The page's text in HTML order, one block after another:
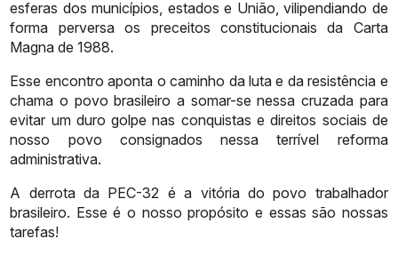
esferas dos municípios, estados e União, vilipendiando de
forma perversa os preceitos constitucionais da Carta
Magna de 1988.
Esse encontro aponta o caminho da luta e da resistência e
chama o povo brasileiro a somar-se nessa cruzada para
evitar um duro golpe nas conquistas e direitos sociais de
nosso povo consignados nessa terrível reforma
administrativa.
A derrota da PEC-32 é a vitória do povo trabalhador
brasileiro. Esse é o nosso propósito e essas são nossas
tarefas!